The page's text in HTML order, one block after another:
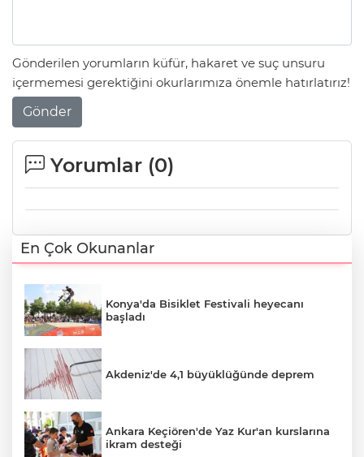
Gönderilen yorumların küfür, hakaret ve suç unsuru
içermemesi gerektiğini okurlarımıza önemle hatırlatırız!
Gönder
Yorumlar (0)
En Çok Okunanlar
Konya'da Bisiklet Festivali heyecanı
başladı
Akdeniz'de 4,1 büyüklüğünde deprem
Ankara Keçiören'de Yaz Kur'an kurslarına
ikram desteği